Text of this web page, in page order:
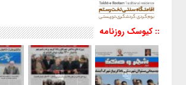
:: کیوسک روزنامه